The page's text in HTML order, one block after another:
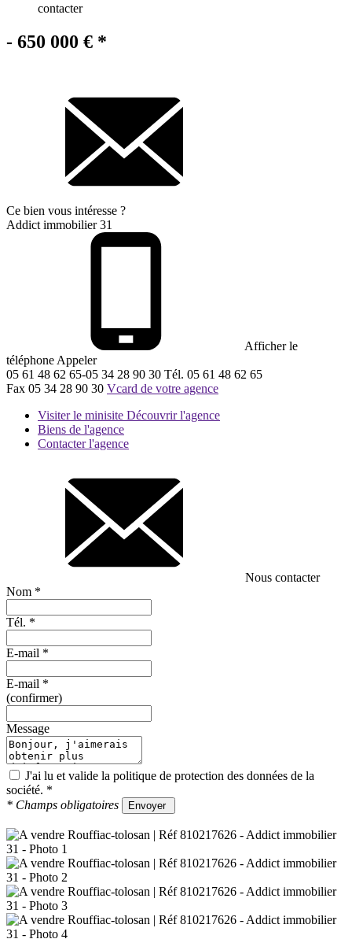
contacter
- 650 000 € *
Ce bien vous intéresse ?
Addict immobilier 31
Afficher le
téléphone Appeler
05 61 48 62 65-05 34 28 90 30 Tél. 05 61 48 62 65
Fax 05 34 28 90 30 Vcard de votre agence
Visiter le minisite Découvrir l'agence
Biens de l'agence
Contacter l'agence
Nous contacter
Nom *
Tél. *
E-mail *
E-mail *
(confirmer)
Message
J'ai lu et valide la politique de protection des données de la
société. *
* Champs obligatoires